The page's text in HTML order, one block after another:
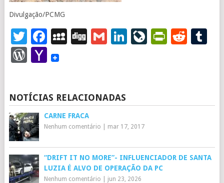
Divulgação/PCMG
Twitter
Facebook
MySpace
DiggGmailLinkedIn
WordPress
Yahoo
NOTÍCIAS RELACIONADAS
CARNE FRACA
Nenhum comentário mar 17, 2017
“DRIFT IT NO MORE”- INFLUENCIADOR DE SANTA
LUZIA É ALVO DE OPERAÇÃO DA PC
Nenhum comentário jun 23, 2026